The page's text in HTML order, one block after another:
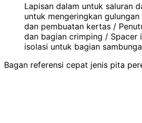
Lapisan dalam untuk saluran
untuk mengeringkan
dan pembuatan kertas /
dan bagian crimping / Spacer
isolasi untuk bagian
Bagan referensi cepat jenis pita